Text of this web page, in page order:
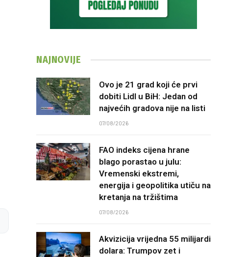
NAJNOVIJE
Ovo je 21 grad koji će prvi
dobiti Lidl u BiH: Jedan od
najvećih gradova nije na listi
07/08/2026
FAO indeks cijena hrane
blago porastao u julu:
Vremenski ekstremi,
energija i geopolitika utiču na
kretanja na tržištima
07/08/2026
Akvizicija vrijedna 55 milijardi
dolara: Trumpov zet i